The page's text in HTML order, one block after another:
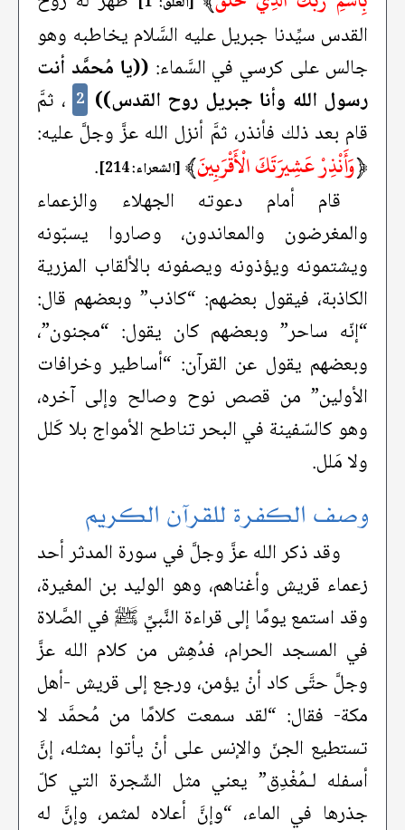
القدس سيِّدنا جبريل عليه السَّلام يخاطبه وهو
جالس على كرسي في السَّماء: ((يا مُحمَّد أنت
رسول الله وأنا جبريل روح القدس)) 2 ، ثمَّ
قام بعد ذلك فأنذر، ثمَّ أنزل الله عزَّ وجلَّ عليه:
﴿وَأَنْذِرْ عَشِيرَتَكَ الْأَقْرَبِينَ﴾ [الشعراء: 214]
.
قام أمام دعوته الجهلاء والزعماء
والمغرضون والمعاندون، وصاروا يسبّونه
ويشتمونه ويؤذونه ويصفونه بالألقاب المزرية
الكاذبة، فيقول بعضهم: “كاذب” وبعضهم قال:
“إنّه ساحر” وبعضهم كان يقول: “مجنون”،
وبعضهم يقول عن القرآن: “أساطير وخرافات
الأولين” من قصص نوح وصالح وإلى آخره،
وهو كالسّفينة في البحر تناطح الأمواج بلا كَلل
ولا مَلل.
وصف الكفرة للقرآن الكريم
وقد ذكر الله عزَّ وجلَّ في سورة المدثر أحد
زعماء قريش وأغناهم، وهو الوليد بن المغيرة،
وقد استمع يومًا إلى قراءة النَّبيِّ ﷺ في الصَّلاة
في المسجد الحرام، فدُهِش من كلام الله عزَّ
وجلَّ حتَّى كاد أنْ يؤمن، ورجع إلى قريش -أهل
مكة- فقال: “لقد سمعت كلامًا من مُحمَّد لا
تستطيع الجنّ والإنس على أنْ يأتوا بمثله، إنَّ
أسفله لـمُغْدِق” يعني مثل الشّجرة التي كلّ
جذرها في الماء، “وإنَّ أعلاه لمثمر، وإنَّ له